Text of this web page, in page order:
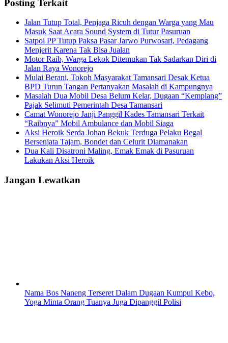
Posting Terkait
Jalan Tutup Total, Penjaga Ricuh dengan Warga yang Mau
Masuk Saat Acara Sound System di Tutur Pasuruan
Satpol PP Tutup Paksa Pasar Jarwo Purwosari, Pedagang
Menjerit Karena Tak Bisa Jualan
Motor Raib, Warga Lekok Ditemukan Tak Sadarkan Diri di
Jalan Raya Wonorejo
Mulai Berani, Tokoh Masyarakat Tamansari Desak Ketua
BPD Turun Tangan Pertanyakan Masalah di Kampungnya
Masalah Dua Mobil Desa Belum Kelar, Dugaan “Kemplang”
Pajak Selimuti Pemerintah Desa Tamansari
Camat Wonorejo Janji Panggil Kades Tamansari Terkait
“Raibnya” Mobil Ambulance dan Mobil Siaga
Aksi Heroik Serda Johan Bekuk Terduga Pelaku Begal
Bersenjata Tajam, Bondet dan Celurit Diamanakan
Dua Kali Disatroni Maling, Emak Emak di Pasuruan
Lakukan Aksi Heroik
Jangan Lewatkan
Nama Bos Naneng Terseret Dalam Dugaan Kumpul Kebo,
Yoga Minta Orang Tuanya Juga Dipanggil Polisi